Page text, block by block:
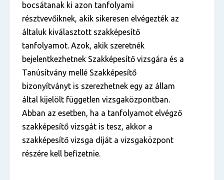
bocsátanak ki azon tanfolyami
résztvevőiknek, akik sikeresen elvégezték az
általuk kiválasztott szakképesítő
tanfolyamot. Azok, akik szeretnék
bejelentkezhetnek Szakképesítő vizsgára és a
Tanúsítvány mellé Szakképesítő
bizonyítványt is szerezhetnek egy az állam
által kijelölt független vizsgaközpontban.
Abban az esetben, ha a tanfolyamot elvégző
szakképesítő vizsgát is tesz, akkor a
szakképesítő vizsga díját a vizsgaközpont
részére kell befizetnie.